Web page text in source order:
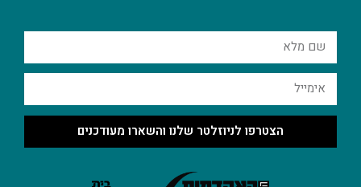
הצטרפו לניוזלטר שלנו והשארו מעודכנים